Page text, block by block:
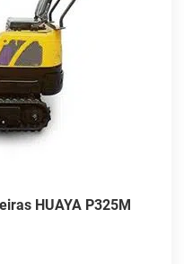
HUAYA P325M